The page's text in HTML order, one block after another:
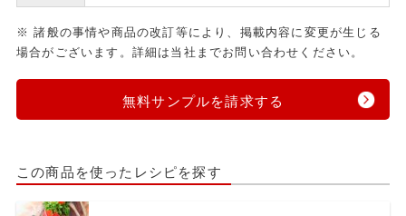
※ 諸般の事情や商品の改訂等により、掲載内容に変更が生じる
場合がございます。詳細は当社までお問い合わせください。
無料サンプルを請求する
この商品を使ったレシピを探す